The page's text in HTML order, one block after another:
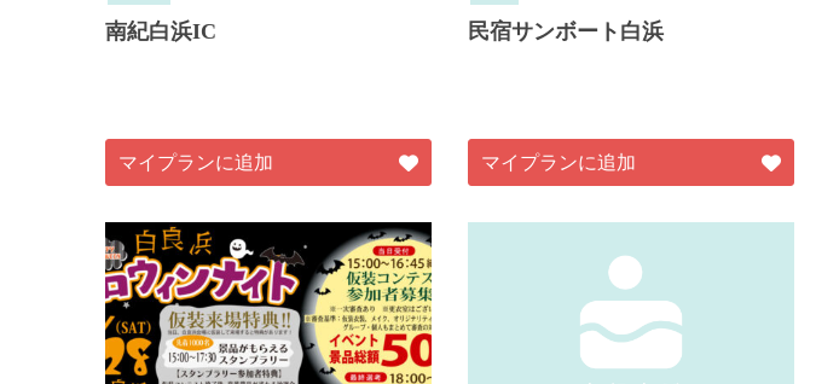
南紀白浜IC
マイプランに追加
民宿サンボート白浜
マイプランに追加